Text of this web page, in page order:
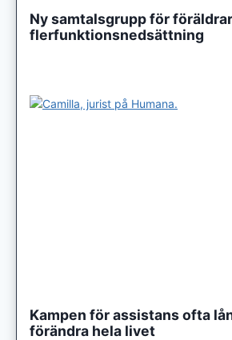
Ny samtalsgrupp för
flerfunktionsnedsättning
Kampen för assistans ofta
förändra hela livet